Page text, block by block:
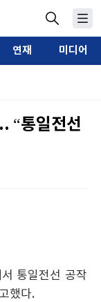
연재 미디어
“통일전선
통일전선 공작
했다.